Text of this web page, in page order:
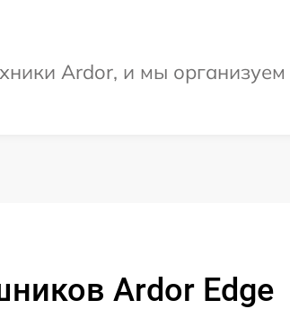
Ardor, и мы организуем
Ardor Edge